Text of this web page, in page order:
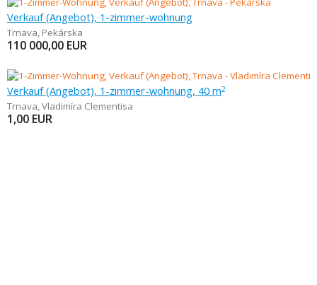
Verkauf (Angebot), 1-zimmer-wohnung
Trnava, Pekárska
110 000,00 EUR
Verkauf (Angebot), 1-zimmer-wohnung, 40 m2
Trnava,Vladimíra Clementisa
1,00 EUR